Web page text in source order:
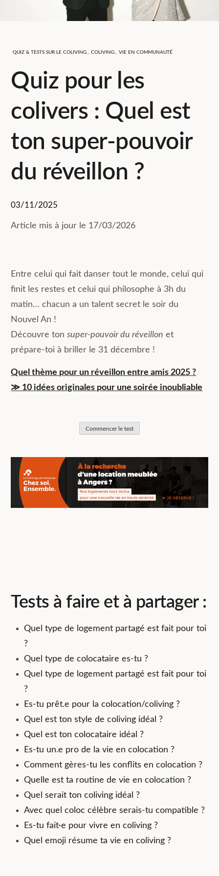
QUIZ & TESTS SUR LE COLIVING , COLIVING , VIE EN COMMUNAUTÉ
Quiz pour les
colivers : Quel est
ton super-pouvoir
du réveillon ?
03/11/2025
Article mis à jour le 17/03/2026
Entre celui qui fait danser tout le monde, celui qui
finit les restes et celui qui philosophe à 3h du
matin… chacun a un talent secret le soir du
Nouvel An !
Découvre tonsuper-pouvoir du réveillon et
prépare-toi à briller le 31 décembre !
Quel thème pour un réveillon entre amis 2025 ?
≫ 10 idées originales pour une soirée inoubliable
Commencer le test
Tests à faire et à partager :
Quel type de logement partagé est fait pour toi
?
Quel type de colocataire es-tu ?
Quel type de logement partagé est fait pour toi
?
Es-tu prêt.e pour la colocation/coliving ?
Quel est ton style de coliving idéal ?
Quel est ton colocataire idéal ?
Es-tu un.e pro de la vie en colocation ?
Comment gères-tu les conflits en colocation ?
Quelle est ta routine de vie en colocation ?
Quel serait ton coliving idéal ?
Avec quel coloc célèbre serais-tu compatible ?
Es-tu fait·e pour vivre en coliving ?
Quel emoji résume ta vie en coliving ?